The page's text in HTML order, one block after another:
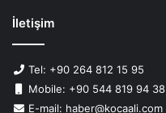
İletişim
Tel: +90 264 812 15 95
Mobile: +90 544 819 94 38
E-mail: haber@kocaali.com